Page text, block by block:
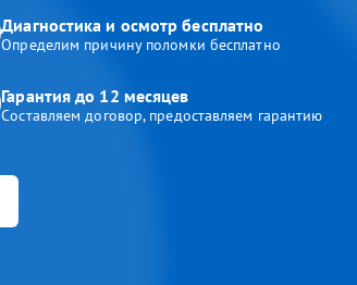
Диагностика и осмотр бесплатно
Определим причину поломки бесплатно
Гарантия до 12 месяцев
Составляем договор, предоставляем гарантию